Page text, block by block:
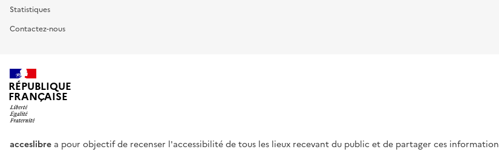
Statistiques
Contactez-nous
RÉPUBLIQUE
FRANÇAISE
acceslibre a pour objectif de recenser l'accessibilité de tous les lieux recevant du public et de partager ces